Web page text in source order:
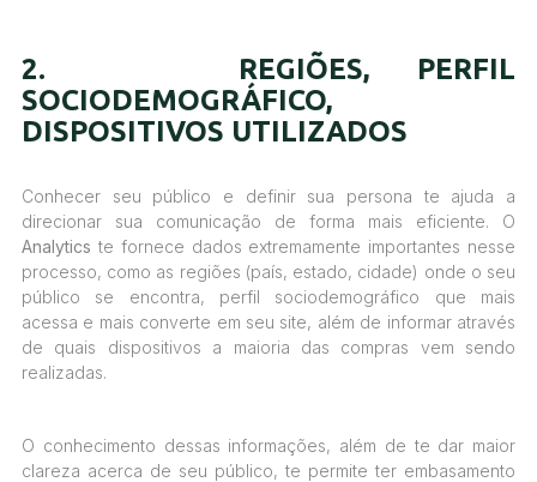
2. REGIÕES, PERFIL
SOCIODEMOGRÁFICO,
DISPOSITIVOS UTILIZADOS
Conhecer seu público e definir sua persona te ajuda a
direcionar sua comunicação de forma mais eficiente. O
Analytics te fornece dados extremamente importantes nesse
processo, como as regiões (país, estado, cidade) onde o seu
público se encontra, perfil sociodemográfico que mais
acessa e mais converte em seu site, além de informar através
de quais dispositivos a maioria das compras vem sendo
realizadas.
O conhecimento dessas informações, além de te dar maior
clareza acerca de seu público, te permite ter embasamento